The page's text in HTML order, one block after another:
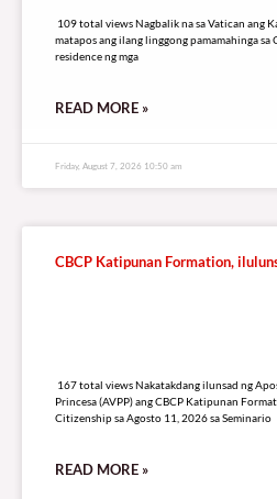
109 total views Nagbalik na sa Vatican ang
matapos ang ilang linggong pamamahinga sa
residence ng mga
READ MORE »
Friday, August 7, 2026 10:50 am
CBCP Katipunan Formation,
167 total views Nakatakdang ilunsad ng
Princesa (AVPP) ang CBCP Katipunan
Citizenship sa Agosto 11, 2026 sa Seminario
READ MORE »